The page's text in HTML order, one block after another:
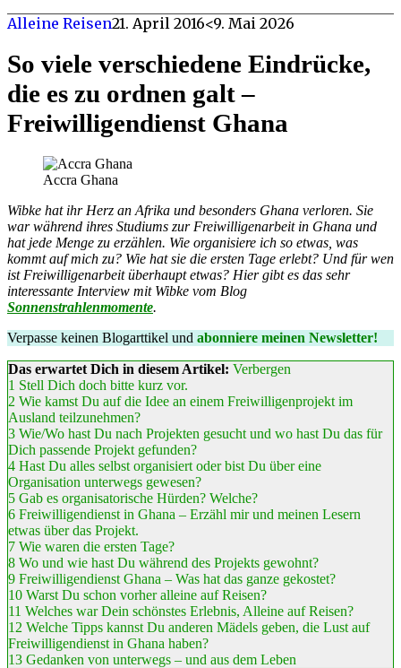
Alleine Reisen21. April 2016<9. Mai 2026
So viele verschiedene Eindrücke,
die es zu ordnen galt –
Freiwilligendienst Ghana
Accra Ghana
Wibke hat ihr Herz an Afrika und besonders Ghana verloren. Sie
war während ihres Studiums zur Freiwilligenarbeit in Ghana und
hat jede Menge zu erzählen. Wie organisiere ich so etwas, was
kommt auf mich zu? Wie hat sie die ersten Tage erlebt? Und für wen
ist Freiwilligenarbeit überhaupt etwas? Hier gibt es das sehr
interessante Interview mit Wibke vom Blog
Sonnenstrahlenmomente.
Verpasse keinen Blogarttikel und abonniere meinen Newsletter!
Das erwartet Dich in diesem Artikel: Verbergen
1 Stell Dich doch bitte kurz vor.
2 Wie kamst Du auf die Idee an einem Freiwilligenprojekt im
Ausland teilzunehmen?
3 Wie/Wo hast Du nach Projekten gesucht und wo hast Du das für
Dich passende Projekt gefunden?
4 Hast Du alles selbst organisiert oder bist Du über eine
Organisation unterwegs gewesen?
5 Gab es organisatorische Hürden? Welche?
6 Freiwilligendienst in Ghana – Erzähl mir und meinen Lesern
etwas über das Projekt.
7 Wie waren die ersten Tage?
8 Wo und wie hast Du während des Projekts gewohnt?
9 Freiwilligendienst Ghana – Was hat das ganze gekostet?
10 Warst Du schon vorher alleine auf Reisen?
11 Welches war Dein schönstes Erlebnis, Alleine auf Reisen?
12 Welche Tipps kannst Du anderen Mädels geben, die Lust auf
Freiwilligendienst in Ghana haben?
13 Gedanken von unterwegs – und aus dem Leben